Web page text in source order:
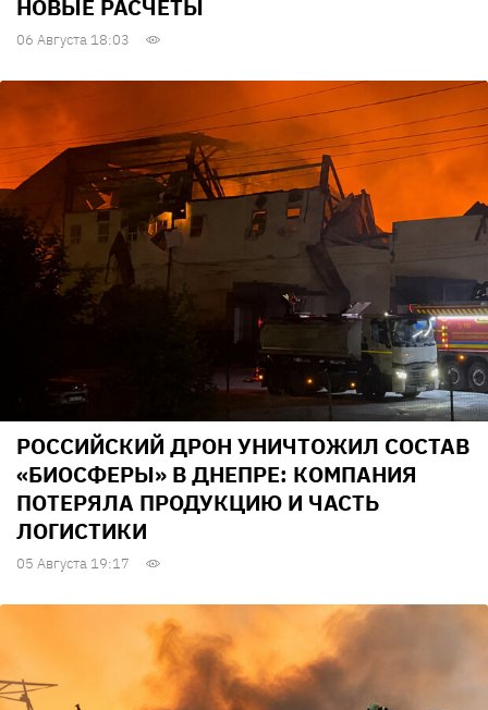
НОВЫЕ РАСЧЕТЫ
06 Августа 18:03
РОССИЙСКИЙ ДРОН УНИЧТОЖИЛ СОСТАВ
«БИОСФЕРЫ» В ДНЕПРЕ: КОМПАНИЯ
ПОТЕРЯЛА ПРОДУКЦИЮ И ЧАСТЬ
ЛОГИСТИКИ
05 Августа 19:17